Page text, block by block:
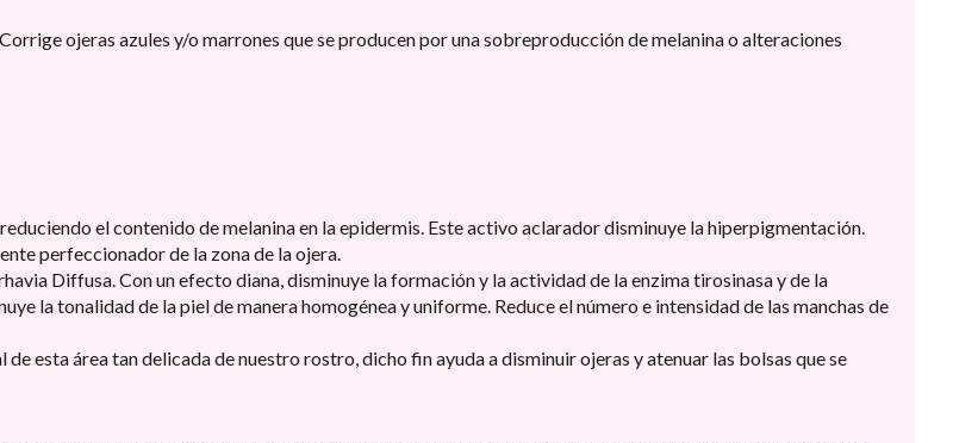
ojeras azules y/o marrones que se producen por una sobreproducción de melanina o alteraciones
el contenido de melanina en la epidermis. Este activo aclarador disminuye la hiperpigmentación.
perfeccionador de la zona de la ojera.
Diffusa. Con un efecto diana, disminuye la formación y la actividad de la enzima tirosinasa y de la
la tonalidad de la piel de manera homogénea y uniforme. Reduce el número e intensidad de las manchas de
esta área tan delicada de nuestro rostro, dicho fin ayuda a disminuir ojeras y atenuar las bolsas que se